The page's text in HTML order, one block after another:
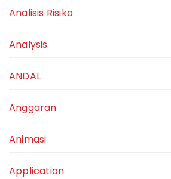
Analisis Risiko
Analysis
ANDAL
Anggaran
Animasi
Application